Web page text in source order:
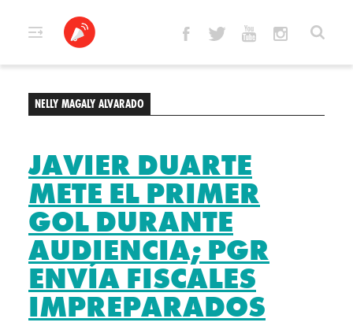
NELLY MAGALY ALVARADO
JAVIER DUARTE
METE EL PRIMER
GOL DURANTE
AUDIENCIA; PGR
ENVÍA FISCALES
IMPREPARADOS